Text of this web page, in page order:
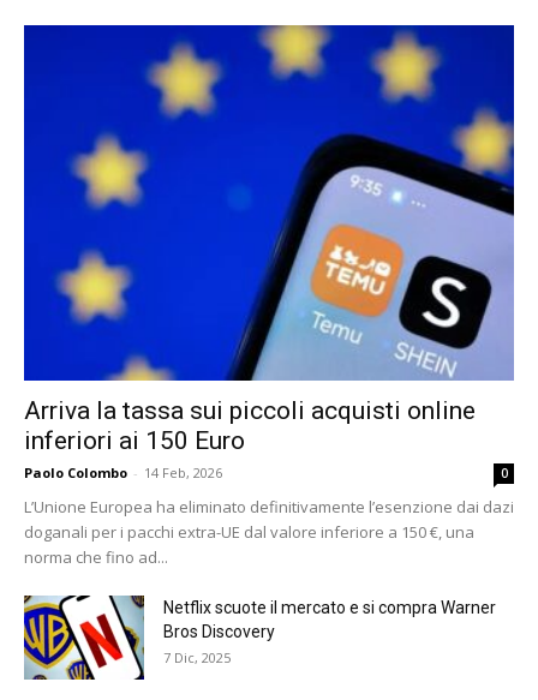
Arriva la tassa sui piccoli acquisti online
inferiori ai 150 Euro
Paolo Colombo - 14 Feb, 2026 0
L’Unione Europea ha eliminato definitivamente l’esenzione dai dazi
doganali per i pacchi extra-UE dal valore inferiore a 150 €, una
norma che fino ad...
Netflix scuote il mercato e si compra Warner
Bros Discovery
7 Dic, 2025